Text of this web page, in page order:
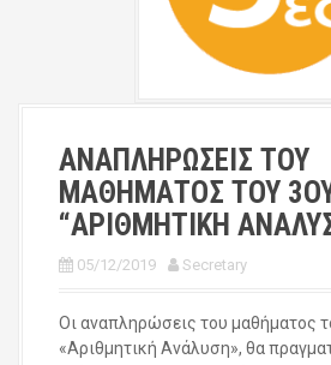
ΑΝΑΠΛΗΡΩΣΕΙΣ ΤΟΥ
ΜΑΘΗΜΑΤΟΣ ΤΟΥ
“ΑΡΙΘΜΗΤΙΚΗ
05/12/2019 Secretary
Οι αναπληρώσεις του μαθήματος
«Αριθμητική Ανάλυση», θα